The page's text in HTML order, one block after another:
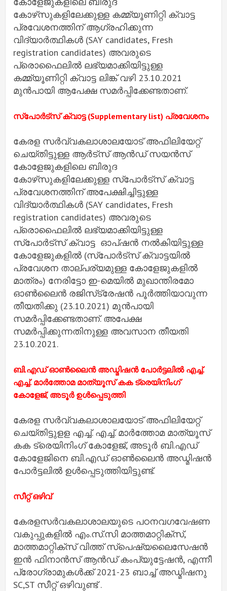
കോഴ്‌സുകളിലേക്കുള്ള കമ്മ്യൂണിറ്റി ക്വാട്ട
പ്രവേശനത്തിന് ആഗ്രഹിക്കുന്ന
വിദ്യാര്‍ത്ഥികള്‍ (SAY candidates, Fresh
registration candidates) അവരുടെ
പ്രൊഫൈലില്‍ ലഭ്യമാക്കിയിട്ടുള്ള
കമ്മ്യൂണിറ്റി ക്വാട്ട ലിങ്ക് വഴി 23.10.2021
മുന്‍പായി ആപേക്ഷ സമര്‍പ്പിക്കേണ്ടതാണ്.
സ്‌പോര്‍ട്‌സ് ക്വാട്ട (Supplementary list) പ്രവേശനം
കേരള സര്‍വ്വകലാശാലയോട് അഫിലിയേറ്റ്
ചെയ്തിട്ടുള്ള ആര്‍ട്‌സ് ആന്‍ഡ് സയന്‍സ്
കോളേജുകളിലെ ബിരുദ
കോഴ്‌സുകളിലേക്കുള്ള സ്‌പോര്‍ട്‌സ് ക്വാട്ട
പ്രവേശനത്തിന് അപേക്ഷിച്ചിട്ടുള്ള
വിദ്യാര്‍ത്ഥികള്‍ (SAY candidates, Fresh
registration candidates) അവരുടെ
പ്രൊഫൈലില്‍ ലഭ്യമാക്കിയിട്ടുള്ള
സ്‌പോര്‍ട്‌സ് ക്വാട്ട ഓപ്ഷന്‍ നല്‍കിയിട്ടുള്ള
കോളേജുകളില്‍ (സ്‌പോര്‍ട്‌സ് ക്വാട്ടയില്‍
പ്രവേശന താല്പര്യമുള്ള കോളേജുകളില്‍
മാത്രം) നേരിട്ടോ ഇ-മെയില്‍ മുഖാന്തിരമോ
ഓണ്‍ലൈന്‍ രജിസ്‌ട്രേഷന്‍ പൂര്‍ത്തിയാവുന്ന
തീയതിക്കു (23.10.2021) മുന്‍പായി
സമര്‍പ്പിക്കേണ്ടതാണ്. അപേക്ഷ
സമര്‍പ്പിക്കുന്നതിനുള്ള അവസാന തീയതി
23.10.2021.
ബി.എഡ് ഓണ്‍ലൈന്‍ അഡ്മിഷന്‍ പോര്‍ട്ടലില്‍ എച്ച്.
എച്ച്. മാര്‍ത്തോമ മാത്യൂസ് കക ട്രെയിനിംഗ്
കോളേജ്, അടൂര്‍ ഉള്‍പ്പെടുത്തി
കേരള സര്‍വ്വകലാശാലയോട് അഫിലിയേറ്റ്
ചെയ്തിട്ടുളള എച്ച്. എച്ച്. മാര്‍ത്തോമ മാത്യൂസ്
കക ട്രെയിനിംഗ് കോളേജ്, അടൂര്‍ ബി.എഡ്
കോളേജിനെ ബി.എഡ് ഓണ്‍ലൈന്‍ അഡ്മിഷന്‍
പോര്‍ട്ടലില്‍ ഉള്‍പ്പെടുത്തിയിട്ടുണ്ട്.
സീറ്റ് ഒഴിവ്
കേരളസര്‍വകലാശാലയുടെ പഠനവഗവേഷണ
വകുപ്പുകളില്‍ എം.സ്.സി മാത്തമാറ്റിക്‌സ്,
മാത്തമാറ്റിക്‌സ് വിത്ത് സ്‌പെഷ്യലൈസേഷന്‍
ഇന്‍ ഫിനാന്‍സ് ആന്‍ഡ് കംപ്യുട്ടേഷന്‍, എന്നീ
പ്രോഗ്രാമുകള്‍ക്ക് 2021-23 ബാച്ച് അഡ്മിഷനു
SC,ST സീറ്റ് ഒഴിവുണ്ട് .